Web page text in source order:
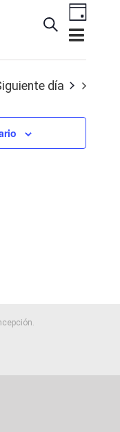
de
Buscarde
Evento
Día
día